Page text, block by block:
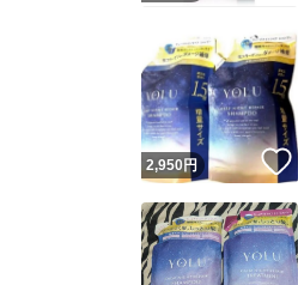
2,950 円